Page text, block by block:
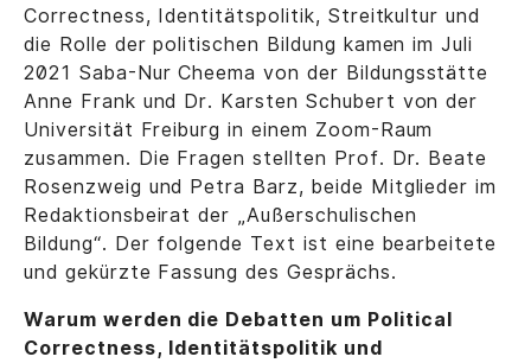
Correctness, Identitätspolitik, Streitkultur und
die Rolle der politischen Bildung kamen im Juli
2021 Saba-Nur Cheema von der Bildungsstätte
Anne Frank und Dr. Karsten Schubert von der
Universität Freiburg in einem Zoom-Raum
zusammen. Die Fragen stellten Prof. Dr. Beate
Rosenzweig und Petra Barz, beide Mitglieder im
Redaktionsbeirat der „Außerschulischen
Bildung“. Der folgende Text ist eine bearbeitete
und gekürzte Fassung des Gesprächs.
Warum werden die Debatten um Political
Correctness, Identitätspolitik und